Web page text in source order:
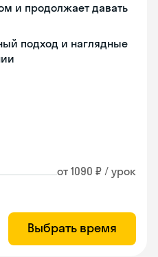
и продолжает давать
подход и наглядные
от 1090 ₽ / урок
Выбрать время